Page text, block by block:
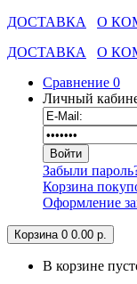
ДОСТАВКА О
ДОСТАВКА
О
Сравнение 0
Личный
Забыли
Корзина
Оформление
Корзина 0 0.00 р.
В корзине